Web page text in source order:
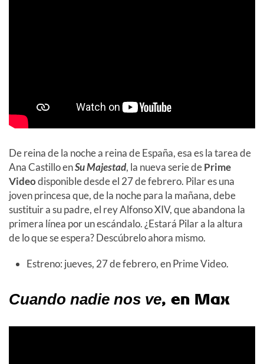
De reina de la noche a reina de España, esa es la tarea de
Ana Castillo enSu Majestad, la nueva serie dePrime
Videodisponible desde el 27 de febrero. Pilar es una
joven princesa que, de la noche para la mañana, debe
sustituir a su padre, el rey Alfonso XIV, que abandona la
primera línea por un escándalo. ¿Estará Pilar a la altura
de lo que se espera? Descúbrelo ahora mismo.
Estreno: jueves, 27 de febrero, en Prime Video.
Cuando nadie nos ve, en Max